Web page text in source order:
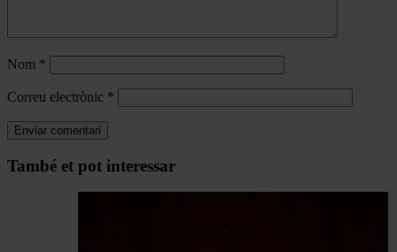
Nom *
Correu electrònic *
Navegar
També et pot interessar